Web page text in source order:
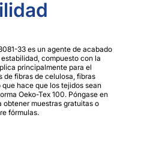
33 es un agente de acabado
compuesto con la
principalmente para el
de fibras de celulosa, fibras
hace que los tejidos sean
Oeko-Tex 100. Póngase en
muestras gratuitas o
fórmulas.